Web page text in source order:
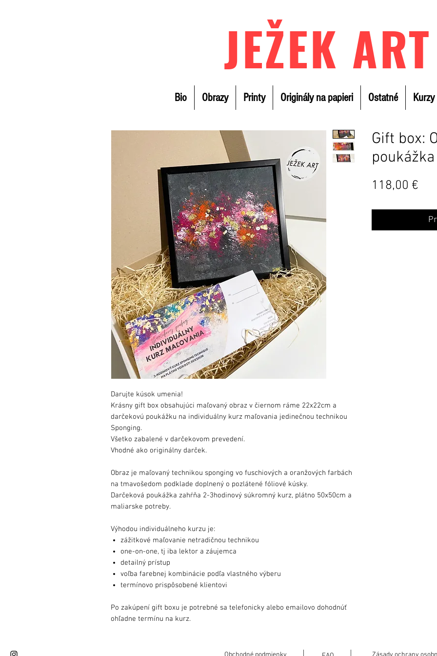
JEŽEK ART
Bio Obrazy Printy Originály na papieri Ostatné Kurzy
Darujte kúsok umenia!
Krásny gift box obsahujúci maľovaný obraz v čiernom ráme 22x22cm a
darčekovú poukážku na individuálny kurz maľovania jedinečnou technikou
Sponging.
Všetko zabalené v darčekovom prevedení.
Vhodné ako originálny darček.
Obraz je maľovaný technikou sponging vo fuschiových a oranžových farbách
na tmavošedom podklade doplnený o pozlátené fóliové kúsky.
Darčeková poukážka zahŕňa 2-3hodinový súkromný kurz, plátno 50x50cm a
maliarske potreby.
Výhodou individuálneho kurzu je:
zážitkové maľovanie netradičnou technikou
one-on-one, tj iba lektor a záujemca
detailný prístup
voľba farebnej kombinácie podľa vlastného výberu
termínovo prispôsobené klientovi
Po zakúpení gift boxu je potrebné sa telefonicky alebo emailovo dohodnúť
ohľadne termínu na kurz.
Gift box:
118,00 €